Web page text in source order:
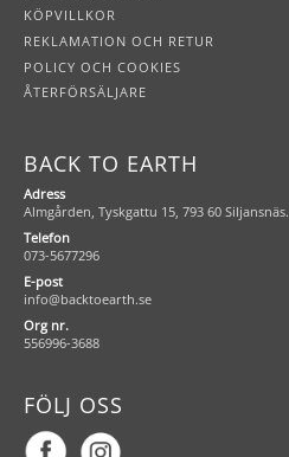
KÖPVILLKOR
REKLAMATION OCH RETUR
POLICY OCH COOKIES
ÅTERFÖRSÄLJARE
BACK TO EARTH
Adress
Almgården, Tyskgattu 15, 793 60 Siljansnäs.
Telefon
073-5677296
E-post
info@backtoearth.se
Org nr.
556996-3688
FÖLJ OSS